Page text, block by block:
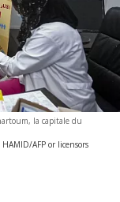
la capitale du
HAMID/AFP or licensors